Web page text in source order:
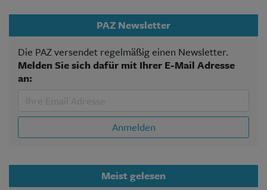
PAZ Newsletter
Die PAZ versendet regelmäßig einen Newsletter.
Melden Sie sich dafür mit Ihrer E-Mail Adresse
an:
Anmelden
Meist gelesen